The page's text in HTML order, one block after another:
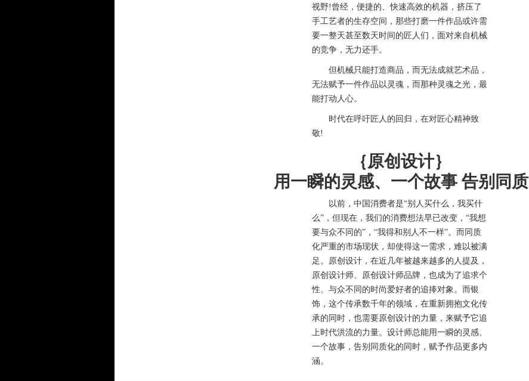
视野!曾经，便捷的、快速高效的机器，挤压了
手工艺者的生存空间，那些打磨一件作品或许需
要一整天甚至数天时间的匠人们，面对来自机械
的竞争，无力还手。
但机械只能打造商品，而无法成就艺术品，
无法赋予一件作品以灵魂，而那种灵魂之光，最
能打动人心。
时代在呼吁匠人的回归，在对匠心精神致
敬!
｛原创设计｝
用一瞬的灵感、一个故事 告别同质
以前，中国消费者是“别人买什么，我买什
么”，但现在，我们的消费想法早已改变，“我想
要与众不同的”，“我得和别人不一样”。而同质
化严重的市场现状，却使得这一需求，难以被满
足。原创设计，在近几年被越来越多的人提及，
原创设计师、原创设计师品牌，也成为了追求个
性、与众不同的时尚爱好者的追捧对象。而银
饰，这个传承数千年的领域，在重新拥抱文化传
承的同时，也需要原创设计的力量，来赋予它追
上时代洪流的力量。设计师总能用一瞬的灵感、
一个故事，告别同质化的同时，赋予作品更多内
涵。